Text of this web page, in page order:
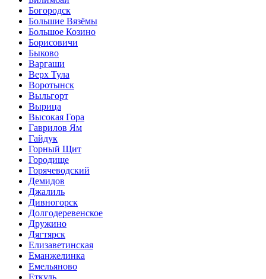
Богородск
Большие Вязёмы
Большое Козино
Борисовичи
Быково
Варгаши
Верх Тула
Воротынск
Выльгорт
Вырица
Высокая Гора
Гаврилов Ям
Гайдук
Горный Щит
Городище
Горячеводский
Демидов
Джалиль
Дивногорск
Долгодеревенское
Дружино
Дягтярск
Елизаветинская
Еманжелинка
Емельяново
Еткуль